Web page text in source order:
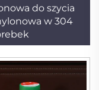
do szycia
w 304